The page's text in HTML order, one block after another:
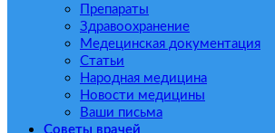
Препараты
Здравоохранение
Медецинская документация
Статьи
Народная медицина
Новости медицины
Ваши письма
Советы врачей